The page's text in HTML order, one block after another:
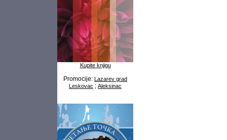
Kupite knjigu
Promocije: Lazarev grad
Leskovac ; Aleksinac